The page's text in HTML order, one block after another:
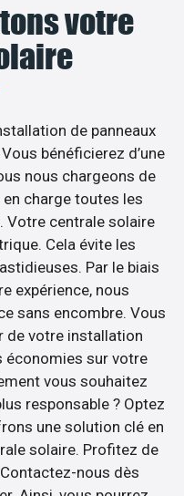
votre
de panneaux
bénéficierez d’une
nous chargeons de
charge toutes les
centrale solaire
Cela évite les
Par le biais
expérience, nous
sans encombre. Vous
de votre installation
économies sur votre
vous souhaitez
responsable ? Optez
une solution clé en
solaire. Profitez de
nous dès